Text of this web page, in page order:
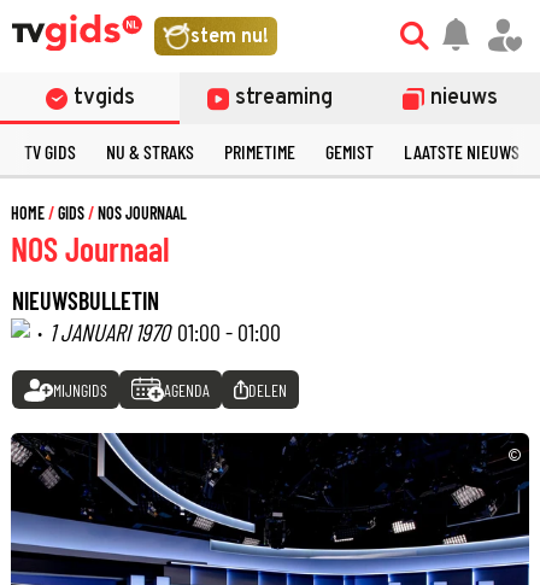
stem nu!
tvgids streaming nieuws
TV GIDS NU & STRAKS PRIMETIME GEMIST LAATSTE NIEUWS
HOME GIDS NOS JOURNAAL
NOS Journaal
NIEUWSBULLETIN
· 1 JANUARI 1970 01:00 - 01:00
MIJNGIDS AGENDA DELEN
©